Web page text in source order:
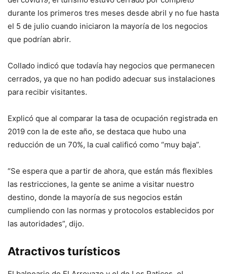
durante los primeros tres meses desde abril y no fue hasta
el 5 de julio cuando iniciaron la mayoría de los negocios
que podrían abrir.
Collado indicó que todavía hay negocios que permanecen
cerrados, ya que no han podido adecuar sus instalaciones
para recibir visitantes.
Explicó que al comparar la tasa de ocupación registrada en
2019 con la de este año, se destaca que hubo una
reducción de un 70%, la cual calificó como “muy baja”.
“Se espera que a partir de ahora, que están más flexibles
las restricciones, la gente se anime a visitar nuestro
destino, donde la mayoría de sus negocios están
cumpliendo con las normas y protocolos establecidos por
las autoridades”, dijo.
Atractivos turísticos